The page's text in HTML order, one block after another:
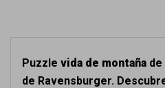
Puzzle vida de montaña de
de Ravensburger.